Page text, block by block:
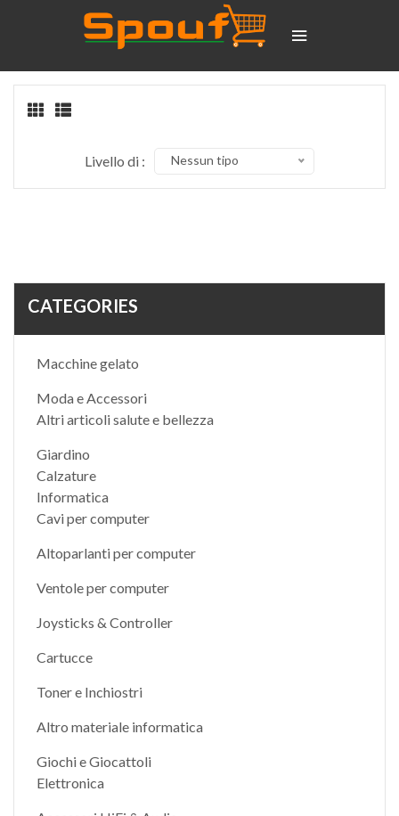
CATEGORIES
Macchine gelato
Moda e Accessori
Altri articoli salute e bellezza
Giardino
Calzature
Informatica
Cavi per computer
Altoparlanti per computer
Ventole per computer
Joysticks & Controller
Cartucce
Toner e Inchiostri
Altro materiale informatica
Giochi e Giocattoli
Elettronica
Livello di : Nessun tipo